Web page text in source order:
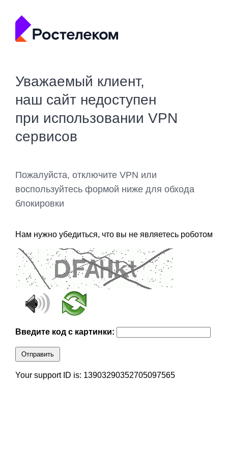
Уважаемый клиент,
наш сайт недоступен
при использовании VPN
сервисов
Пожалуйста, отключите VPN или
воспользуйтесь формой ниже для обхода
блокировки
Нам нужно убедиться, что вы не являетесь роботом
Введите код с картинки:
Отправить
Your support ID is: 13903290352705097565